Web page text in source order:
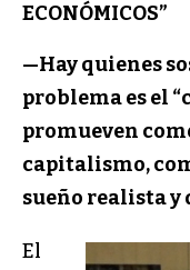
ECONÓMICOS”
—Hay quienes
problema es el
promueven
capitalismo,
sueño realista y
El